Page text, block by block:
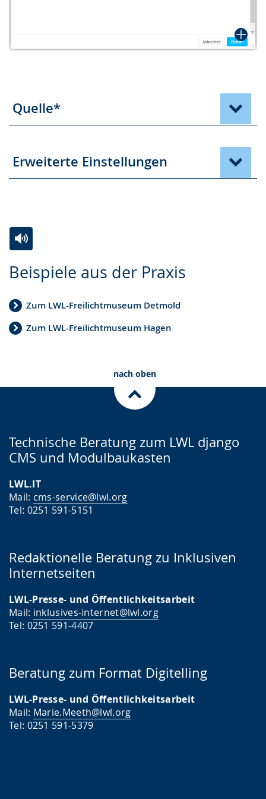
Quelle*
Erweiterte Einstellungen
Beispiele aus der Praxis
Zum LWL-Freilichtmuseum Detmold
Zum LWL-Freilichtmuseum Hagen
Leichten
wechseln.
Audio-
Video
Deutscher
Gebärdensprache
nach oben
Technische Beratung zum LWL django
CMS und Modulbaukasten
LWL.IT
Mail: cms-service@lwl.org
Tel: 0251 591-5151
Redaktionelle Beratung zu Inklusiven
Internetseiten
LWL-Presse- und Öffentlichkeitsarbeit
Mail: inklusives-internet@lwl.org
Tel: 0251 591-4407
Beratung zum Format Digitelling
LWL-Presse- und Öffentlichkeitsarbeit
Mail: Marie.Meeth@lwl.org
Tel: 0251 591-5379